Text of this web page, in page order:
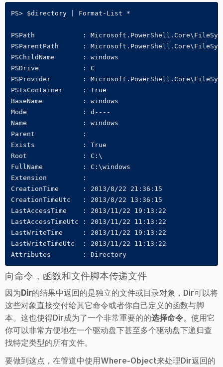
PS> $directory | Format-List *
PSPath            :
PSParentPath      :
PSChildName       : windows
PSDrive           : C
PSProvider        :
PSIsContainer     : True
BaseName          : windows
Mode              : d----
Name              : windows
Parent            :
Exists            : True
Root              : C:\
FullName          : C:\windows
Extension         :
CreationTime      : 2013/8/22 21:36:15
CreationTimeUtc   : 2013/8/22 13:36:15
LastAccessTime    : 2013/11/22 19:13:22
LastAccessTimeUtc : 2013/11/22 11:13:22
LastWriteTime     : 2013/11/22 19:13:22
LastWriteTimeUtc  : 2013/11/22 11:13:22
Attributes        : Directory
向命令，函数和文件脚本传递文件
因为Dir的结果中返回的是独立的文件或目录对象，Dir可以将
这些对象直接交付给其它命令或者你自己定义的函数与脚
本。这也使得Dir成为了一个非常重要的的选择命令。使用它
你可以非常方便地在一个驱动盘下甚至多个驱动盘下递归查
找特定类型的所有文件。
要做到这点，在管道中使用Where-Object来处理Dir返回的